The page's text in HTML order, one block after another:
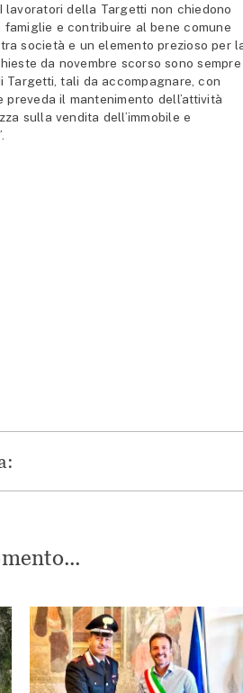
lavoratori della Targetti non chiedono
e contribuire al bene comune
società e un elemento prezioso per
da novembre scorso sono
tali da accompagnare, con
il mantenimento dell’attività
sulla vendita dell’immobile e